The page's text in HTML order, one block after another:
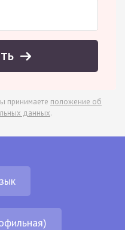
принимаете положение об
данных.